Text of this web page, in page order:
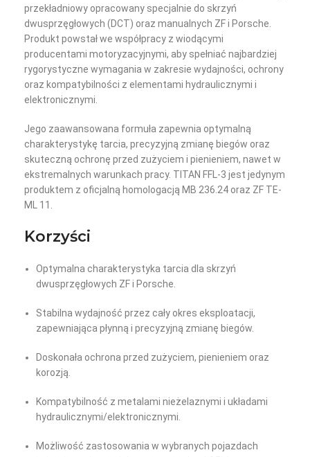
przekładniowy opracowany specjalnie do skrzyń
dwusprzęgłowych (DCT) oraz manualnych ZF i Porsche.
Produkt powstał we współpracy z wiodącymi
producentami motoryzacyjnymi, aby spełniać najbardziej
rygorystyczne wymagania w zakresie wydajności, ochrony
oraz kompatybilności z elementami hydraulicznymi i
elektronicznymi.
Jego zaawansowana formuła zapewnia optymalną
charakterystykę tarcia, precyzyjną zmianę biegów oraz
skuteczną ochronę przed zużyciem i pienieniem, nawet w
ekstremalnych warunkach pracy. TITAN FFL-3 jest jedynym
produktem z oficjalną homologacją MB 236.24 oraz ZF TE-
ML 11.
Korzyści
Optymalna charakterystyka tarcia dla skrzyń
dwusprzęgłowych ZF i Porsche.
Stabilna wydajność przez cały okres eksploatacji,
zapewniająca płynną i precyzyjną zmianę biegów.
Doskonała ochrona przed zużyciem, pienieniem oraz
korozją.
Kompatybilność z metalami nieżelaznymi i układami
hydraulicznymi/elektronicznymi.
Możliwość zastosowania w wybranych pojazdach